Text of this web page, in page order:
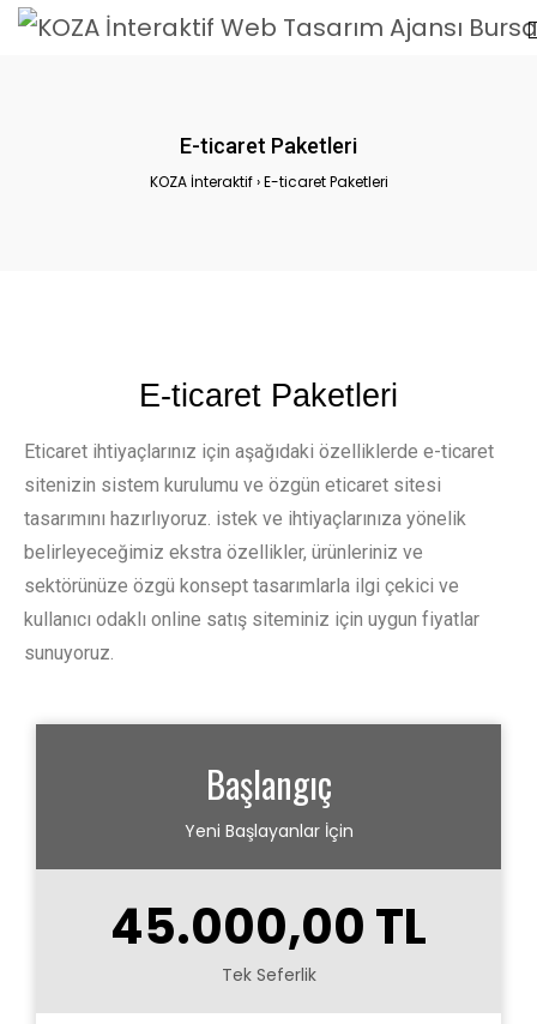
E-ticaret Paketleri
KOZA İnteraktif›E-ticaret Paketleri
E-ticaret Paketleri
Eticaret ihtiyaçlarınız için aşağıdaki özelliklerde e-ticaret
sitenizin sistem kurulumu ve özgün eticaret sitesi
tasarımını hazırlıyoruz. istek ve ihtiyaçlarınıza yönelik
belirleyeceğimiz ekstra özellikler, ürünleriniz ve
sektörünüze özgü konsept tasarımlarla ilgi çekici ve
kullanıcı odaklı online satış siteminiz için uygun fiyatlar
sunuyoruz.
Başlangıç
Yeni Başlayanlar İçin
45.000,00 TL
Tek Seferlik